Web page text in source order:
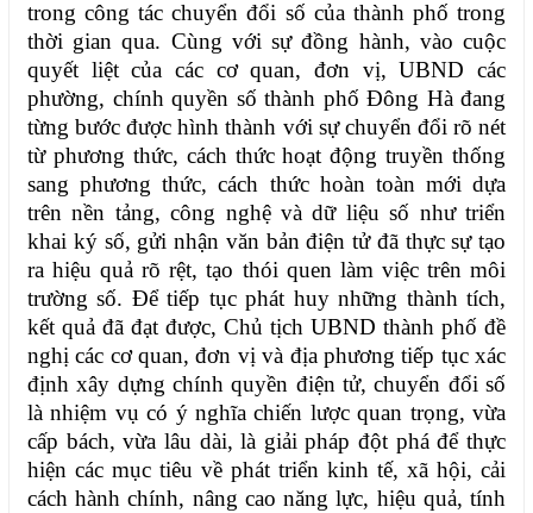
trong công tác chuyển đổi số của thành phố trong
thời gian qua. Cùng với sự đồng hành, vào cuộc
quyết liệt của các cơ quan, đơn vị, UBND các
phường, chính quyền số thành phố Đông Hà đang
từng bước được hình thành với sự chuyển đổi rõ nét
từ phương thức, cách thức hoạt động truyền thống
sang phương thức, cách thức hoàn toàn mới dựa
trên nền tảng, công nghệ và dữ liệu số như triển
khai ký số, gửi nhận văn bản điện tử đã thực sự tạo
ra hiệu quả rõ rệt, tạo thói quen làm việc trên môi
trường số. Để tiếp tục phát huy những thành tích,
kết quả đã đạt được, Chủ tịch UBND thành phố đề
nghị các cơ quan, đơn vị và địa phương tiếp tục xác
định xây dựng chính quyền điện tử, chuyển đổi số
là nhiệm vụ có ý nghĩa chiến lược quan trọng, vừa
cấp bách, vừa lâu dài, là giải pháp đột phá để thực
hiện các mục tiêu về phát triển kinh tế, xã hội, cải
cách hành chính, nâng cao năng lực, hiệu quả, tính